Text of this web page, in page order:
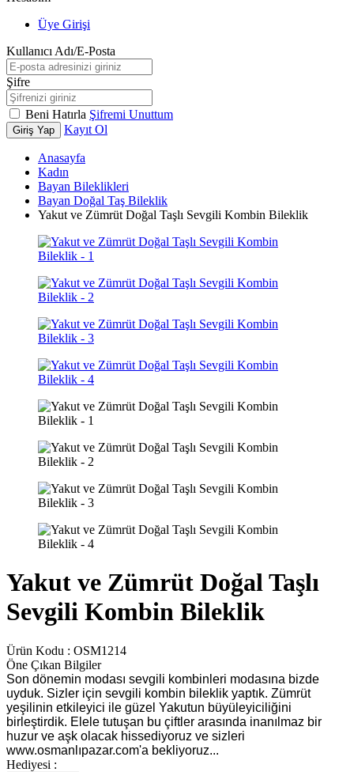
Üye Girişi
Kullanıcı Adı/E-Posta
Şifre
Beni Hatırla Şifremi Unuttum
Giriş Yap Kayıt Ol
Anasayfa
Kadın
Bayan Bileklikleri
Bayan Doğal Taş Bileklik
Yakut ve Zümrüt Doğal Taşlı Sevgili Kombin Bileklik
Yakut ve Zümrüt Doğal Taşlı
Sevgili Kombin Bileklik
Ürün Kodu : OSM1214
Öne Çıkan Bilgiler
Son dönemin modası sevgili kombinleri modasına bizde
uyduk. Sizler için sevgili kombin bileklik yaptık. Zümrüt
yeşilinin etkileyici ile güzel Yakutun büyüleyiciliğini
birleştirdik. Elele tutuşan bu çiftler arasında inanılmaz bir
huzur ve aşk olacak hissediyoruz ve sizleri
www.osmanlıpazar.com'a bekliyoruz...
Hediyesi :